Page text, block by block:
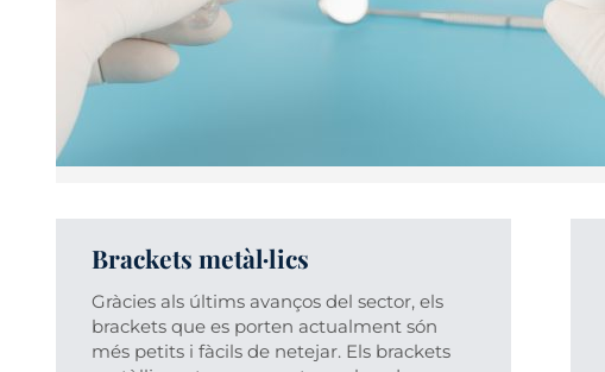
Brackets metàl·lics
Gràcies als últims avanços del sector, els
brackets que es porten actualment són
més petits i fàcils de netejar. Els brackets